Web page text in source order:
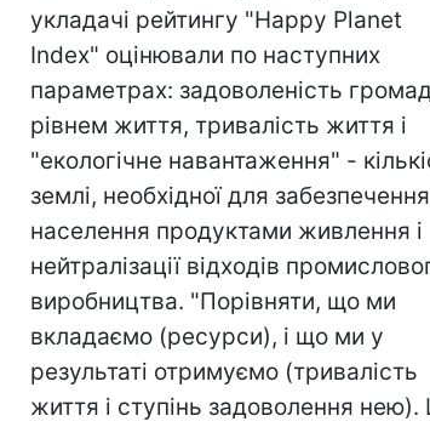
укладачі рейтингу "Happy Planet
Index" оцінювали по наступних
параметрах: задоволеність
рівнем життя, тривалість життя і
"екологічне навантаження" -
землі, необхідної для забезпечення
населення продуктами живлення і
нейтралізації відходів
виробництва. "Порівняти, що ми
вкладаємо (ресурси), і що ми у
результаті отримуємо (тривалість
життя і ступінь задоволення нею).